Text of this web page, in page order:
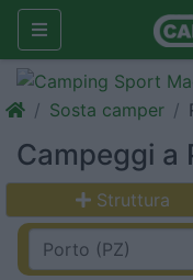
Sosta camper
Campeggi a
Struttura